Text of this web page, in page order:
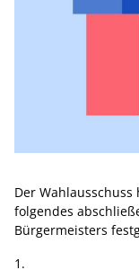
Der
folgendes
Bürgermeisters
1.